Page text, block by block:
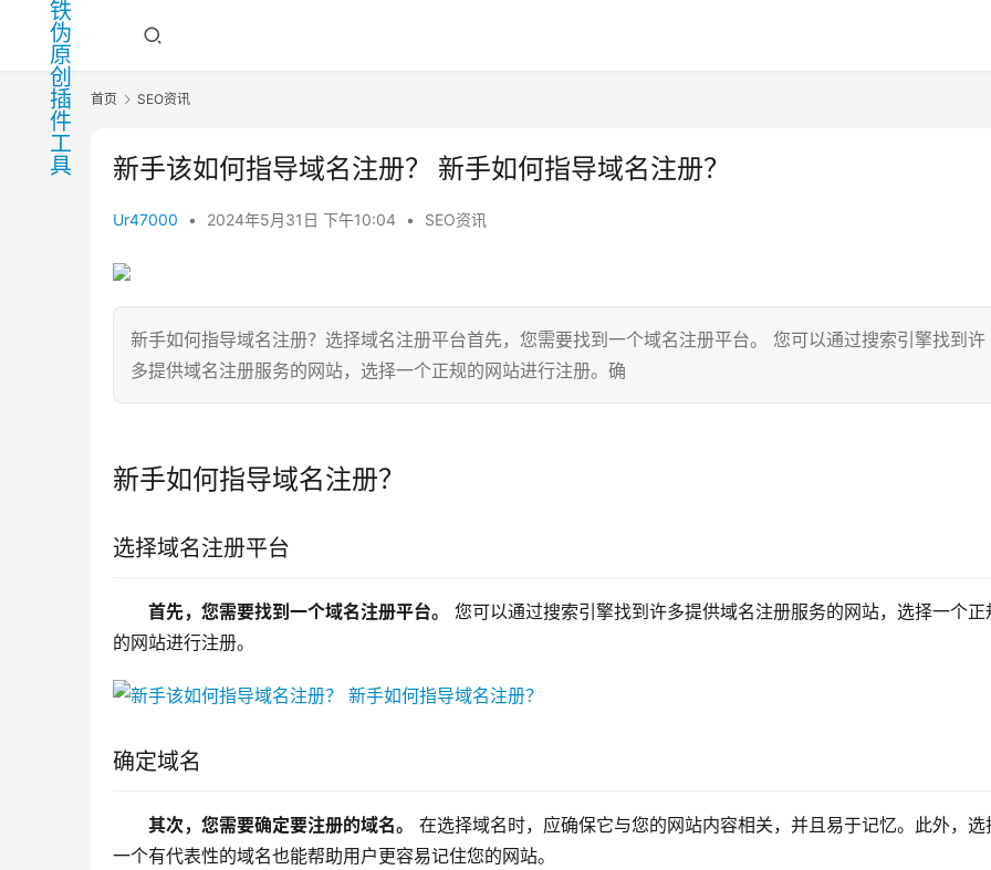
首页 SEO资讯
新手该如何指导域名注册？ 新手如何指导域名注册？
Ur47000 • 2024年5月31日 下午10:04 • SEO资讯
新手如何指导域名注册？选择域名注册平台首先，您需要找到一个域名注册平台。 您可以通过搜索引擎找到许
多提供域名注册服务的网站，选择一个正规的网站进行注册。确
新手如何指导域名注册？
选择域名注册平台
首先，您需要找到一个域名注册平台。
您可以通过搜索引擎找到许多提供域名注册服务的网站，选择一个正
的网站进行注册。
确定域名
其次，您需要确定要注册的域名。
在选择域名时，应确保它与您的网站内容相关，并且易于记忆。此外，选
一个有代表性的域名也能帮助用户更容易记住您的网站。